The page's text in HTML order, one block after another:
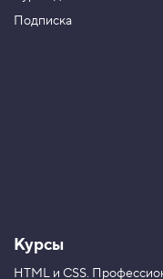
р
у
Подписка
Курсы
HTML и CSS.